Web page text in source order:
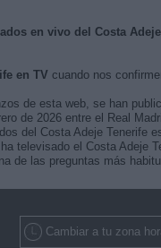
en vivo del Costa
en TV cuando nos
de esta web, se han
de 2026 entre el Real
del Costa Adeje Tenerife
televisado el Costa Adeje
de las preguntas más
Cambiar a tu zona